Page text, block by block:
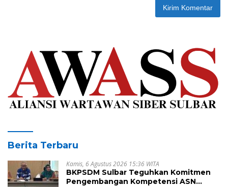
Berita Terbaru
Kamis, 6 Agustus 2026 15:36 WITA
BKPSDM Sulbar Teguhkan Komitmen
Pengembangan Kompetensi ASN